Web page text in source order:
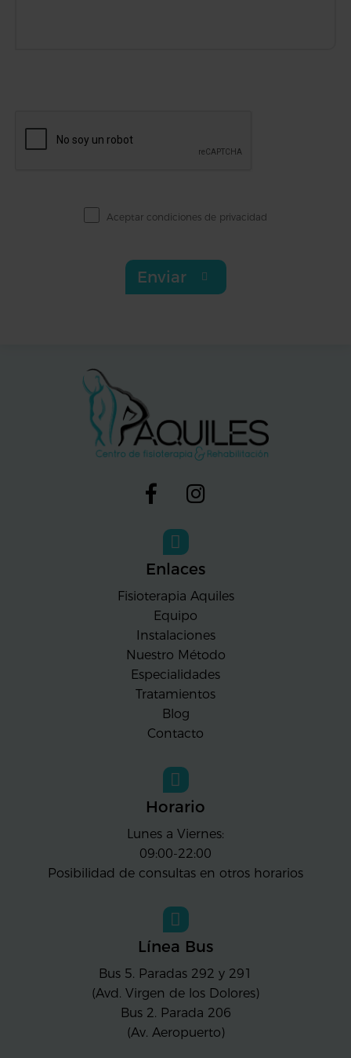
Aceptar condiciones de privacidad
Enlaces
Fisioterapia Aquiles
Equipo
Instalaciones
Nuestro Método
Especialidades
Tratamientos
Blog
Contacto
Horario
Lunes a Viernes:
09:00-22:00
Posibilidad de consultas en otros horarios
Línea Bus
Bus 5. Paradas 292 y 291
(Avd. Virgen de los Dolores)
Bus 2. Parada 206
(Av. Aeropuerto)